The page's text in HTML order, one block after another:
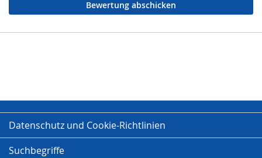
Bewertung abschicken
Datenschutz und Cookie-Richtlinien
Suchbegriffe